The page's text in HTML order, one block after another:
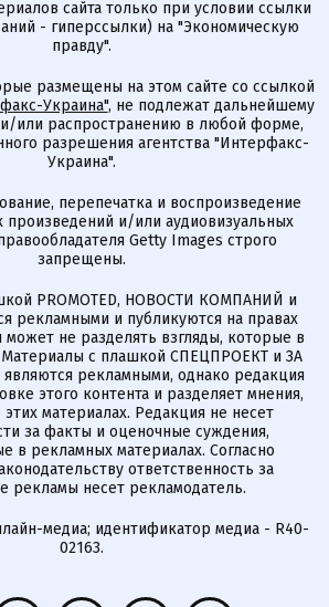
сайта только при условии ссылки
- гиперссылки) на "Экономическую
правду".
размещены на этом сайте со ссылкой
Украина", не подлежат дальнейшему
или распространению в любой форме,
разрешения агентства "Интерфакс-
Украина".
перепечатка и воспроизведение
произведений и/или аудиовизуальных
Getty Images строго
запрещены.
PROMOTED, НОВОСТИ КОМПАНИЙ и
рекламными и публикуются на правах
не разделять взгляды, которые в
Материалы с плашкой СПЕЦПРОЕКТ и ЗА
рекламными, однако редакция
этого контента и разделяет мнения,
материалах. Редакция не несет
за факты и оценочные суждения,
в рекламных материалах. Согласно
ответственность за
рекламы несет рекламодатель.
медиа; идентификатор медиа - R40-
02163.